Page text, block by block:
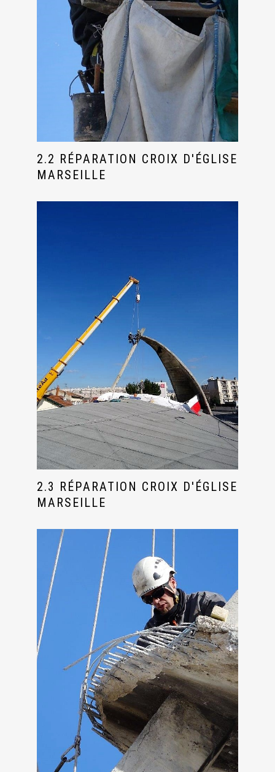
2.2 RÉPARATION CROIX D'ÉGLISE
MARSEILLE
2.3 RÉPARATION CROIX D'ÉGLISE
MARSEILLE